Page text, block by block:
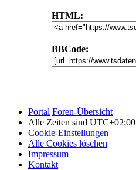
HTML:
BBCode:
Portal Foren-Übersicht
Alle Zeiten sind UTC+02:00
Cookie-Einstellungen
Alle Cookies löschen
Impressum
Kontakt